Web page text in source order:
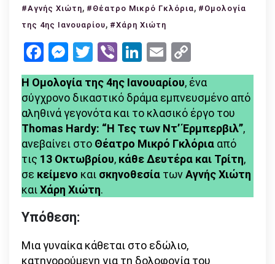
Η
Ομολογία
4ης
(από
τις
13
Οκτωβρίου
–
Θέατρο
Μικρό
Γκλόρια)
#Αγνής Χιώτη, #Θέατρο Μικρό Γκλόρια, #Ομολογία
της 4ης Ιανουαρίου, #Χάρη Χιώτη
Facebook
Messenger
Twitter
ViberLinkedIn
Email
Link
Η Ομολογία της 4ης Ιανουαρίου, ένα
σύγχρονο δικαστικό δράμα εμπνευσμένο από
αληθινά γεγονότα και το κλασικό έργο του
Thomas Hardy: “Η Τες των Ντ’ Έρμπερβιλ”,
ανεβαίνει στο Θέατρο Μικρό Γκλόρια από
τις 13 Οκτωβρίου, κάθε Δευτέρα και Τρίτη,
σε κείμενο και σκηνοθεσία τωνΑγνής Χιώτη
καιΧάρη Χιώτη.
Υπόθεση:
Μια γυναίκα κάθεται στο εδώλιο,
κατηγορούμενη για τη δολοφονία του